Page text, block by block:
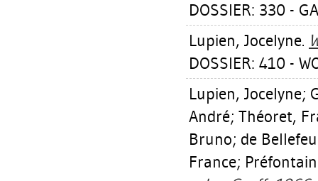
DOSSIER: 330 -
Lupien, Jocelyne.
DOSSIER: 410 -
Lupien, Jocelyne;
André; Théoret,
Bruno; de
France;